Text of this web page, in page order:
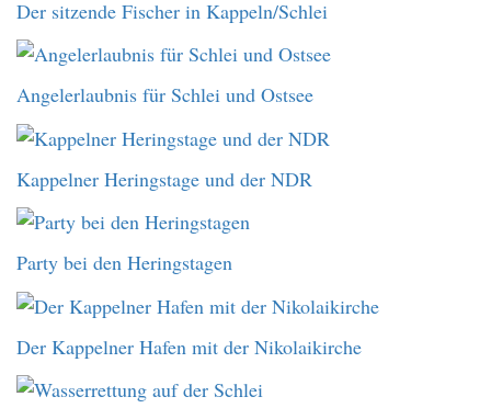
Der sitzende Fischer in Kappeln/Schlei
Angelerlaubnis für Schlei und Ostsee
Kappelner Heringstage und der NDR
Party bei den Heringstagen
Der Kappelner Hafen mit der Nikolaikirche